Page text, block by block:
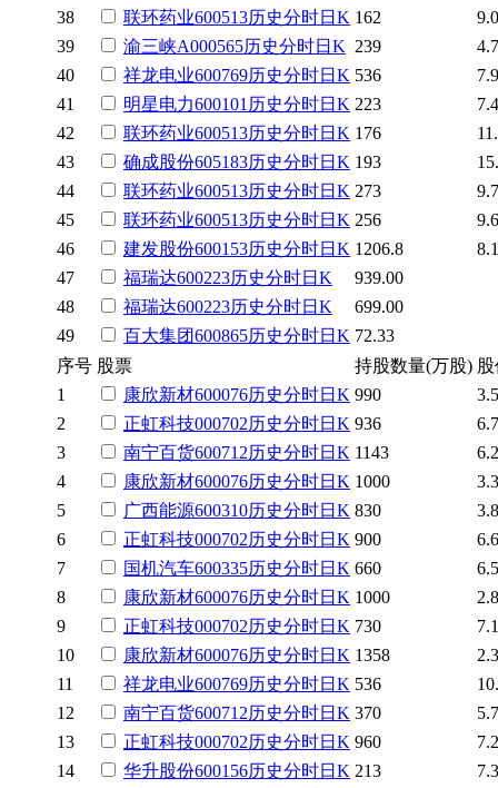
38
联环药业600513历史分时日K 162
39
渝三峡A000565历史分时日K 239
40
祥龙电业600769历史分时日K 536
41
明星电力600101 历史分时日K 223
42
联环药业600513历史分时日K 176
43
确成股份605183历史分时日K 193
44
联环药业600513历史分时日K 273
45
联环药业600513历史分时日K 256
46
建发股份600153历史分时日K 1206.8
47
福瑞达600223历史分时日K
939.00
48
福瑞达600223历史分时日K
699.00
49
百大集团600865历史分时日K 72.33
序号 股票 持股数量(万股)
1
康欣新材600076历史分时日K 990
2
正虹科技000702历史分时日K 936
3
南宁百货600712历史分时日K 1143
4
康欣新材600076历史分时日K 1000
5
广西能源600310历史分时日K 830
6
正虹科技000702历史分时日K 900
7
国机汽车600335历史分时日K 660
8
康欣新材600076历史分时日K 1000
9
正虹科技000702历史分时日K 730
10
康欣新材600076历史分时日K 1358
11
祥龙电业600769历史分时日K 536
12
南宁百货600712历史分时日K 370
13
正虹科技000702历史分时日K 960
14
华升股份600156历史分时日K 213